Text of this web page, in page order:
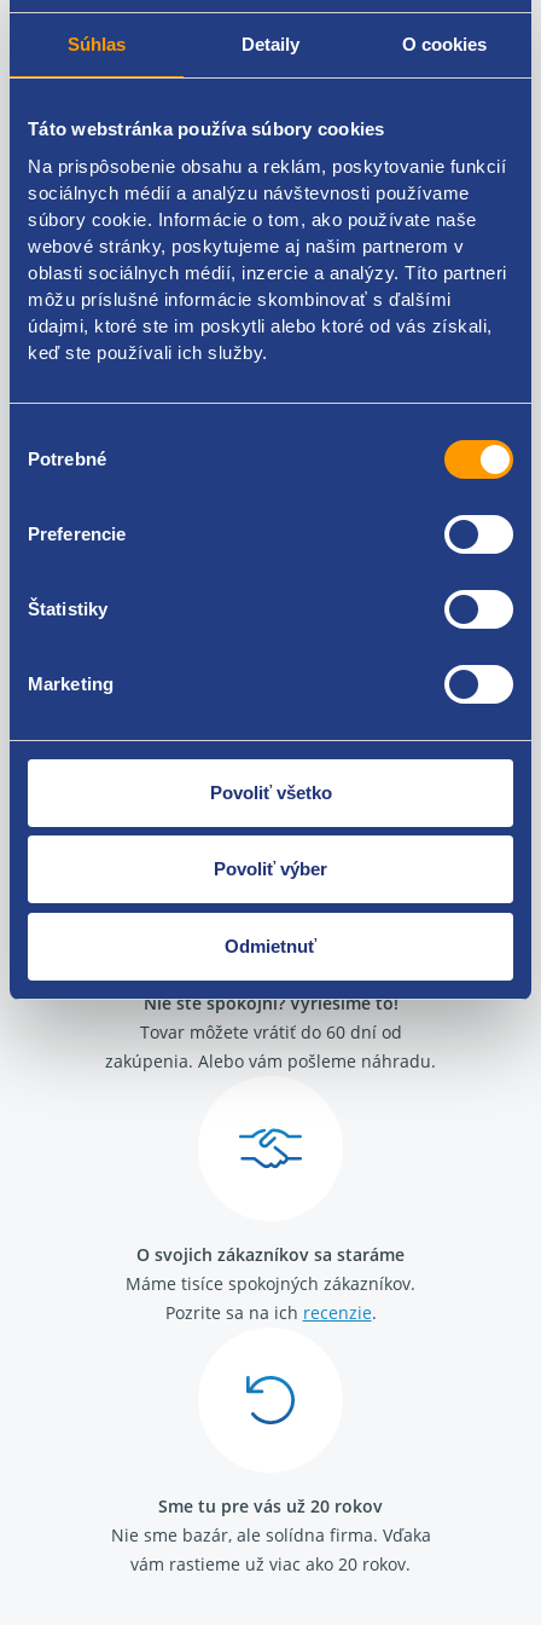
Súhlas Detaily O cookies
Táto webstránka používa súbory cookies
Na prispôsobenie obsahu a reklám, poskytovanie funkcií
sociálnych médií a analýzu návštevnosti používame
súbory cookie. Informácie o tom, ako používate naše
webové stránky, poskytujeme aj našim partnerom v
oblasti sociálnych médií, inzercie a analýzy. Títo partneri
môžu príslušné informácie skombinovať s ďalšími
údajmi, ktoré ste im poskytli alebo ktoré od vás získali,
keď ste používali ich služby.
súhlasu
Potrebné
Preferencie
Štatistiky
Marketing
Povoliť všetko
Povoliť výber
Odmietnuť
oblasť použitia interiér
montovacia strana bočné čalúnenie
rozmer C [mm] 17,1
rozmer d [mm] 3
rozmer H [mm] 17,9
počet kusov v balení [ks] 10
originálne číslo Renault
7703077469
Citroen / Peugeot
9341PF
Fiat Scudo 2007-
Dacia Duster 2010 - 2017
Dacia Duster 2017 -
Dacia Logan II 2013 -
Dacia Sandero II 2012 -2021
Renault Espace V 2015 -
Renault Master III 2010 -
Renault Mégane III 2008 - 2015
Renault Scenic III 2009 - 2016
Renault Scenic IV 2016 -
Peugeot 2008 I 2013 - 2019
Peugeot 3008 2009 - 2017
Peugeot 5008 2009 - 2017
Citroen Berlingo 1996 - 2011
Citroen Berlingo 2008 - 2018
Citroen C4 2009-
Citroen C4 Picasso / G.Picasso 2013-
Citroen C4 Cactus
Za kvalitu ručíme!
Nie ste spokojní? Vyriešime to!
Tovar môžete vrátiť do 60 dní od
zakúpenia. Alebo vám pošleme náhradu.
O svojich zákazníkov sa staráme
Máme tisíce spokojných zákazníkov.
Pozrite sa na ich recenzie.
Sme tu pre vás už 20 rokov
Nie sme bazár, ale solídna firma. Vďaka
vám rastieme už viac ako 20 rokov.